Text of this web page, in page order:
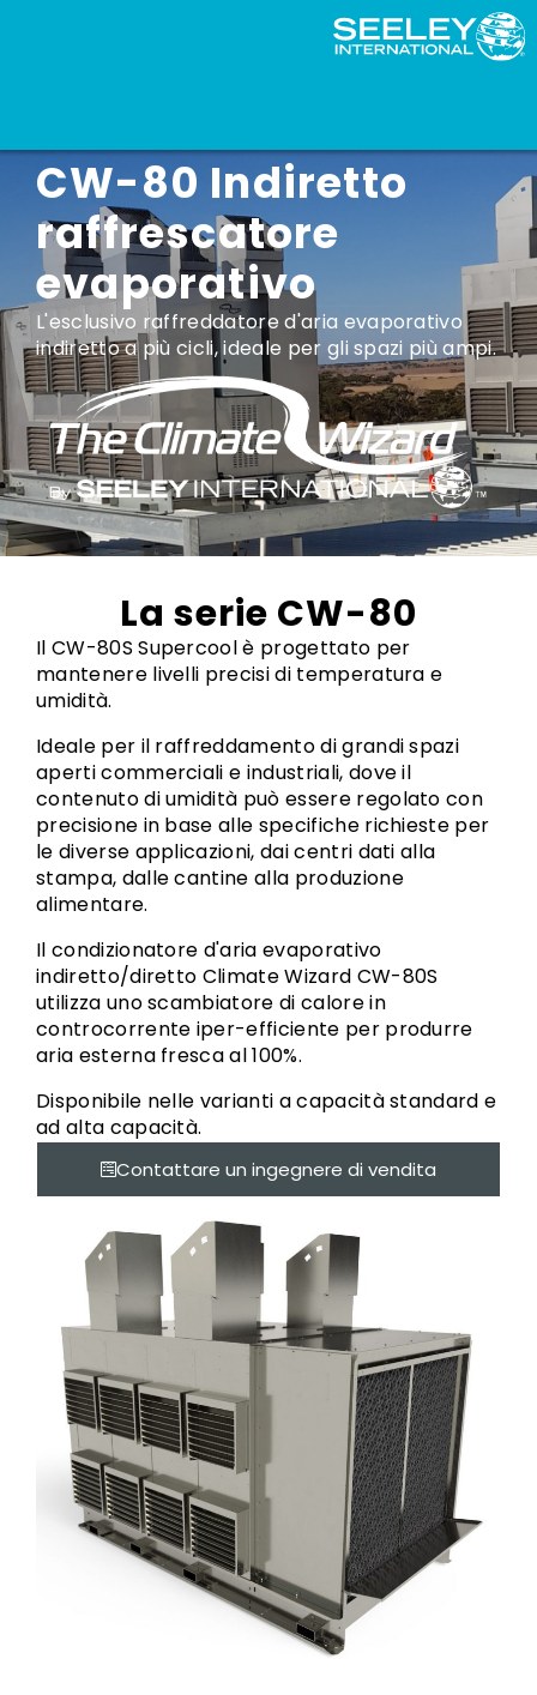
CW-80 Indiretto
raffrescatore
evaporativo
L'esclusivo raffreddatore d'aria evaporativo
indiretto a più cicli, ideale per gli spazi più ampi.
La serie CW-80
Il CW-80S Supercool è progettato per
mantenere livelli precisi di temperatura e
umidità.
Ideale per il raffreddamento di grandi spazi
aperti commerciali e industriali, dove il
contenuto di umidità può essere regolato con
precisione in base alle specifiche richieste per
le diverse applicazioni, dai centri dati alla
stampa, dalle cantine alla produzione
alimentare.
Il condizionatore d'aria evaporativo
indiretto/diretto Climate Wizard CW-80S
utilizza uno scambiatore di calore in
controcorrente iper-efficiente per produrre
aria esterna fresca al 100%.
Disponibile nelle varianti a capacità standard e
ad alta capacità.
Contattare un ingegnere di vendita